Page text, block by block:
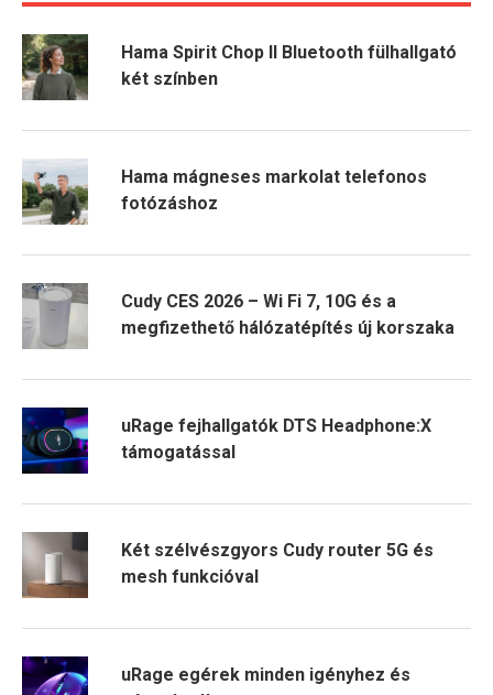
Hama Spirit Chop II Bluetooth fülhallgató
két színben
Hama mágneses markolat telefonos
fotózáshoz
Cudy CES 2026 – Wi Fi 7, 10G és a
megfizethető hálózatépítés új korszaka
uRage fejhallgatók DTS Headphone:X
támogatással
Két szélvészgyors Cudy router 5G és
mesh funkcióval
uRage egérek minden igényhez és